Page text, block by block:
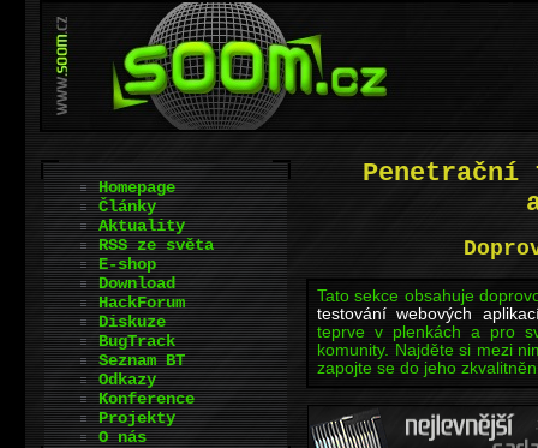
Penetrační
Tato sekce obsahuje
testování webových
teprve v plenkách a pro
komunity. Najděte si mezi
zapojte se do jeho
Homepage
Články
Aktuality
RSS ze světa
E-shop
Download
HackForum
Diskuze
BugTrack
Seznam BT
Odkazy
Konference
Projekty
O nás